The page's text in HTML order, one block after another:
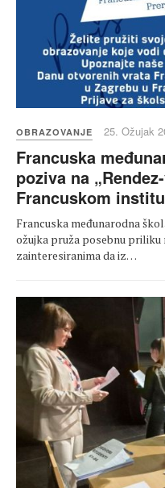
OBRAZOVANJE 25. Ožujak
Francuska
poziva na
Francuskom
Francuska međunarodna
ožujka pruža posebnu priliku
zainteresiranima da iz…